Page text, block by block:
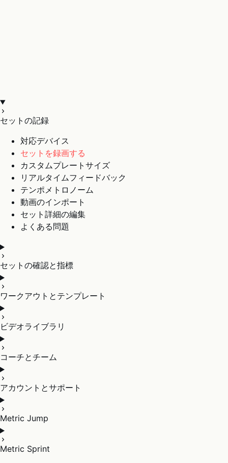
セットの記録
対応デバイス
セットを録画する
カスタムプレートサイズ
リアルタイムフィードバック
テンポメトロノーム
動画のインポート
セット詳細の編集
よくある問題
セットの確認と指標
ワークアウトとテンプレート
ビデオライブラリ
コーチとチーム
アカウントとサポート
Metric Jump
Metric Sprint